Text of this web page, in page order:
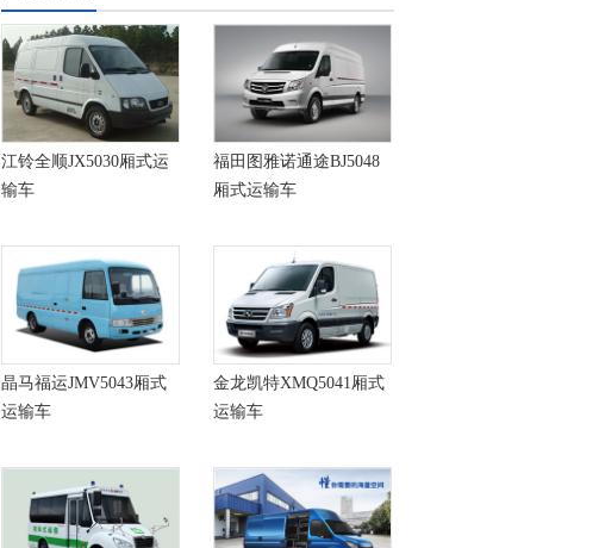
江铃全顺JX5030厢式运
输车
福田图雅诺通途BJ5048
厢式运输车
晶马福运JMV5043厢式
运输车
金龙凯特XMQ5041厢式
运输车